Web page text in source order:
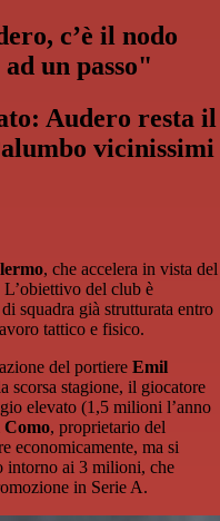
c’è il nodo
un passo"
Audero resta il
vicinissimi
, che accelera in vista del
L’obiettivo del club è
squadra già strutturata entro
tattico e fisico.
del portiere Emil
scorsa stagione, il giocatore
elevato (1,5 milioni l’anno
Como, proprietario del
economicamente, ma si
intorno ai 3 milioni, che
in Serie A.